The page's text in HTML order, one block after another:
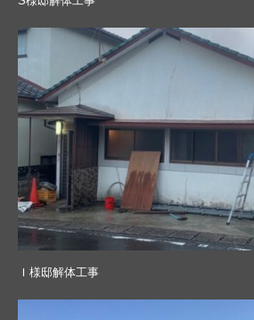
Ｉ様邸解体工事